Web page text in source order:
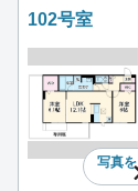
102号室
写真を